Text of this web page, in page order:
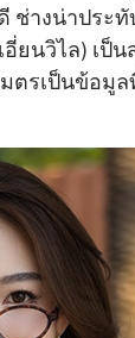
ช่างน่าประ
นวิไล) เป็น
ตรเป็นข้อมู